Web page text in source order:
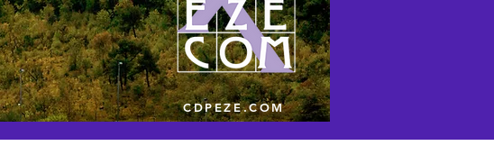
CDPEZE.COM